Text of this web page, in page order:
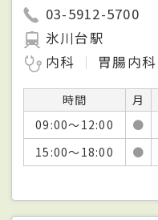
03-5912-5700
氷川台駅
内科
胃腸内科
時間 月
09:00～12:00
●
15:00～18:00
●